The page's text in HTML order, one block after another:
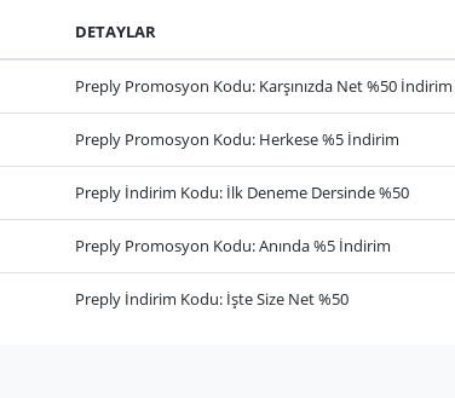
DETAYLAR
Preply Promosyon Kodu: Karşınızda Net %50 İndirim
Preply Promosyon Kodu: Herkese %5 İndirim
Preply İndirim Kodu: İlk Deneme Dersinde %50
Preply Promosyon Kodu: Anında %5 İndirim
Preply İndirim Kodu: İşte Size Net %50